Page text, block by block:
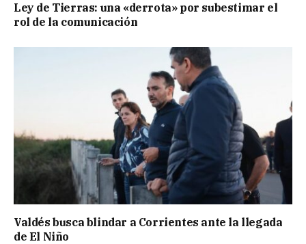
Ley de Tierras: una «derrota» por subestimar el
rol de la comunicación
Valdés busca blindar a Corrientes ante la llegada
de El Niño